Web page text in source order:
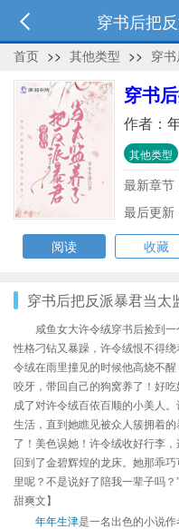
穿书后把
首页 >> 其他类型 >> 穿
穿书
作者：
其他类型
最新章节
最后更
阅读
收藏
穿书后把反派暴君当太
咸鱼女大许令绒穿书后捡到
性格刁钻又暴躁，许令绒恨不得
令绒在雨里撞见的时候他高烧不
咬牙，带回自己的狗窝养了！好
成了对许令绒百依百顺的小美人
生活，直到她瞧见被众人簇拥着
了！美色误她！许令绒收好行李
回到了金碧辉煌的龙床。她那乖
里呢？不是说好了陪我一辈子吗
甜爽文】
年年生津是一名出色的小说